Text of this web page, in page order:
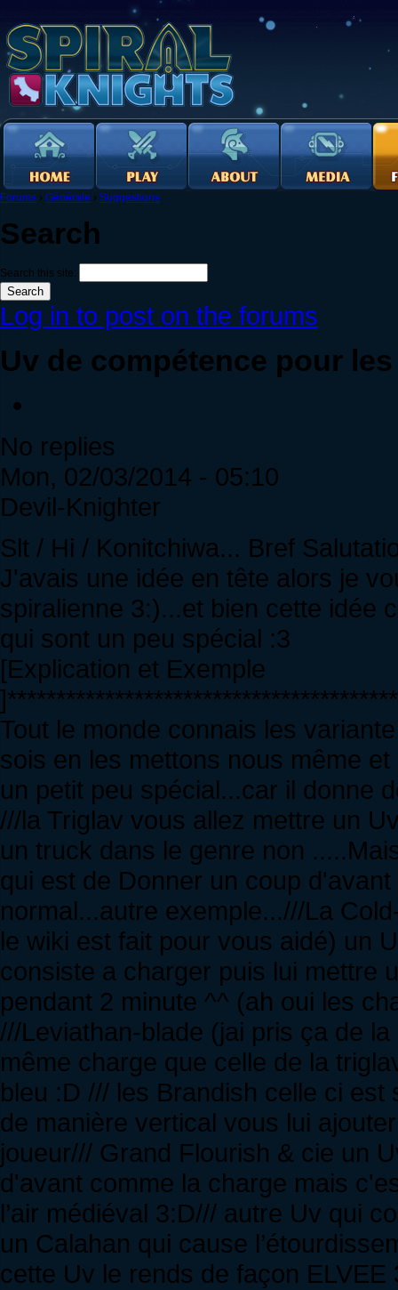
Forums › Générale › Suggestions
Search
Search this site:
Log in to post on the forums
Uv de compétence pour
No replies
Mon, 02/03/2014 - 05:10
Devil-Knighter
Slt / Hi / Konitchiwa... Bref
J'avais une idée en tête alors je
spiralienne 3:)...et bien cette idée
qui sont un peu spécial :3
[Explication et Exemple
Tout le monde connais les
sois en les mettons nous même
un petit peu spécial...car il donne
///la Triglav vous allez mettre un
un truck dans le genre non
qui est de Donner un coup
normal...autre exemple...///La
le wiki est fait pour vous aidé) un
consiste a charger puis lui mettre
pendant 2 minute ^^ (ah oui les
///Leviathan-blade (jai pris ça de
même charge que celle de la
bleu :D /// les Brandish celle ci
de manière vertical vous lui
joueur/// Grand Flourish & cie un
d'avant comme la charge mais
l’air médiéval 3:D/// autre Uv qui
un Calahan qui cause
cette Uv le rends de façon ELVEE